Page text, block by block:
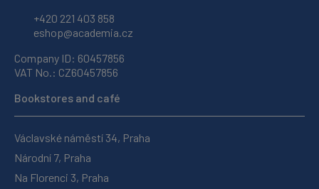
+420 221 403 858
eshop@academia.cz
Company ID: 60457856
VAT No.: CZ60457856
Bookstores and café
Václavské náměstí 34, Praha
Národní 7, Praha
Na Florenci 3, Praha